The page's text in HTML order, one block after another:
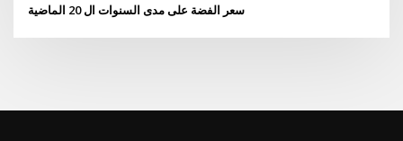
سعر الفضة على مدى السنوات ال 20 الماضية